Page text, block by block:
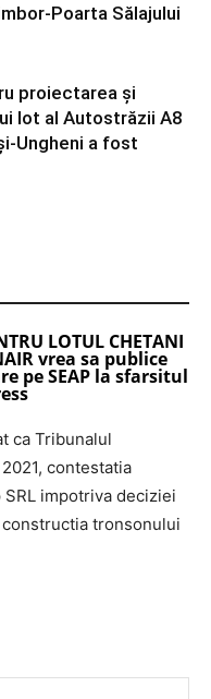
Poarta Sălajului
proiectarea și
lot al Autostrăzii A8
Ungheni a fost
LOTUL CHETANI
vrea sa publice
pe SEAP la sfarsitul
ca Tribunalul
contestatia
impotriva deciziei
tronsonului